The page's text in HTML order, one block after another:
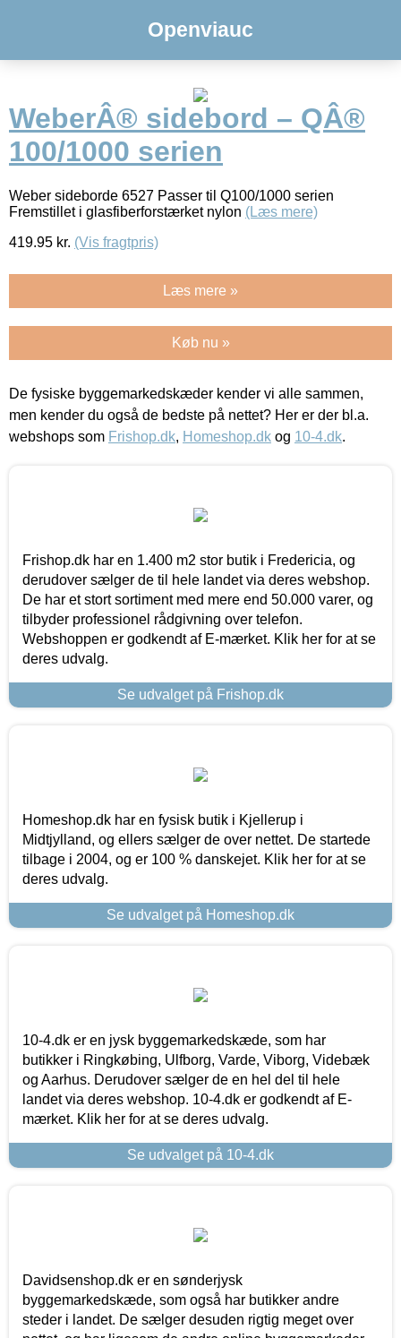
Openviauc
WeberÂ® sidebord – QÂ®
100/1000 serien
Weber sideborde 6527 Passer til Q100/1000 serien
Fremstillet i glasfiberforstærket nylon (Læs mere)
419.95 kr. (Vis fragtpris)
Læs mere »
Køb nu »
De fysiske byggemarkedskæder kender vi alle sammen,
men kender du også de bedste på nettet? Her er der bl.a.
webshops som Frishop.dk, Homeshop.dk og 10-4.dk.
Frishop.dk har en 1.400 m2 stor butik i Fredericia, og
derudover sælger de til hele landet via deres webshop.
De har et stort sortiment med mere end 50.000 varer, og
tilbyder professionel rådgivning over telefon.
Webshoppen er godkendt af E-mærket. Klik her for at se
deres udvalg.
Se udvalget på Frishop.dk
Homeshop.dk har en fysisk butik i Kjellerup i
Midtjylland, og ellers sælger de over nettet. De startede
tilbage i 2004, og er 100 % danskejet. Klik her for at se
deres udvalg.
Se udvalget på Homeshop.dk
10-4.dk er en jysk byggemarkedskæde, som har
butikker i Ringkøbing, Ulfborg, Varde, Viborg, Videbæk
og Aarhus. Derudover sælger de en hel del til hele
landet via deres webshop. 10-4.dk er godkendt af E-
mærket. Klik her for at se deres udvalg.
Se udvalget på 10-4.dk
Davidsenshop.dk er en sønderjysk
byggemarkedskæde, som også har butikker andre
steder i landet. De sælger desuden rigtig meget over